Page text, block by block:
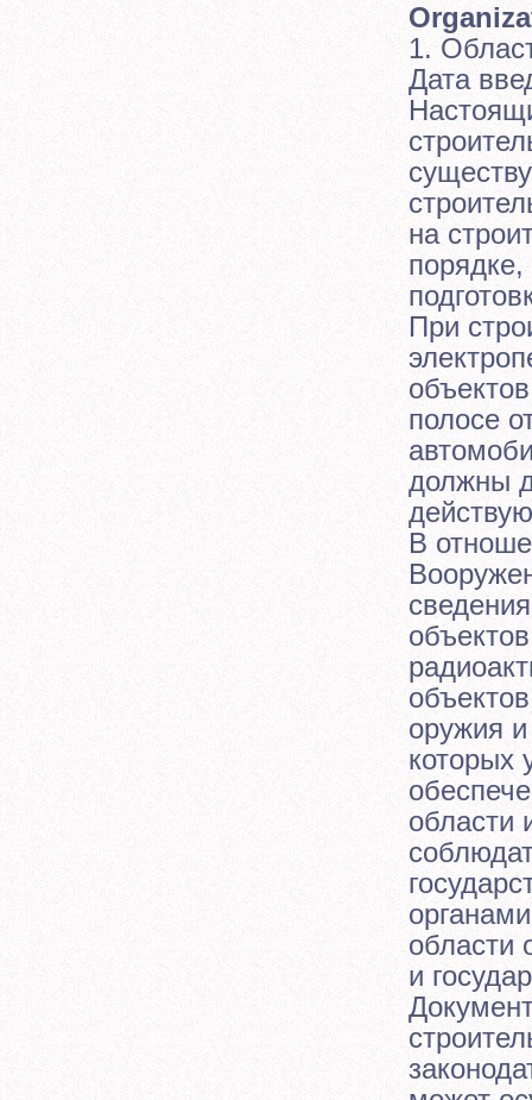
1.
Дата
на
При
полосе
должны
В
оружия
которых
области
области
и